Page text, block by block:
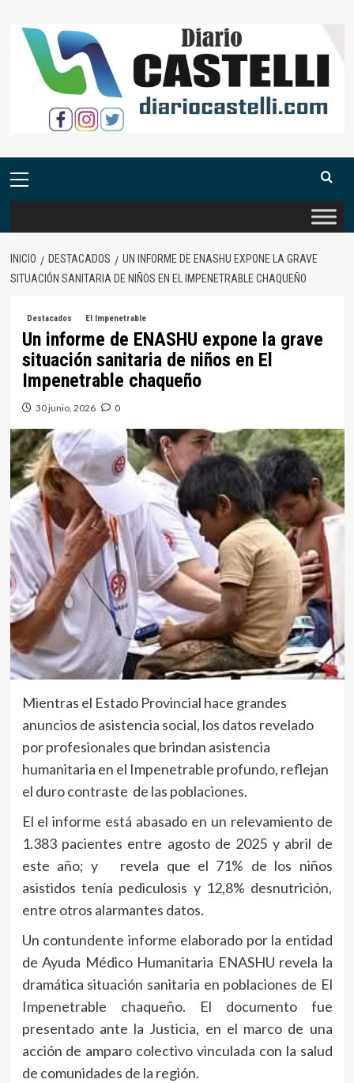
contenido
Menú
INICIO DESTACADOS
UN INFORME DE ENASHU EXPONE LA GRAVE
SITUACIÓN SANITARIA DE NIÑOS EN EL IMPENETRABLE CHAQUEÑO
Destacados El Impenetrable
Un informe de ENASHU expone la grave
situación sanitaria de niños en El
Impenetrable chaqueño
30 junio, 2026 0
Mientras el Estado Provincial hace grandes
anuncios de asistencia social, los datos revelado
por profesionales que brindan asistencia
humanitaria en el Impenetrable profundo, reflejan
el duro contraste de las poblaciones.
El el informe está abasado en un relevamiento de
1.383 pacientes entre agosto de 2025 y abril de
este año; y revela que el 71% de los niños
asistidos tenía pediculosis y 12,8% desnutrición,
entre otros alarmantes datos.
Un contundente informe elaborado por la entidad
de Ayuda Médico Humanitaria ENASHU revela la
dramática situación sanitaria en poblaciones de El
Impenetrable chaqueño. El documento fue
presentado ante la Justicia, en el marco de una
acción de amparo colectivo vinculada con la salud
de comunidades de la región.